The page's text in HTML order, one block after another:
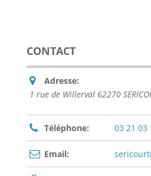
CONTACT
Adresse:
1 rue de Willerval 62270
Téléphone: 03 21 03
Email: